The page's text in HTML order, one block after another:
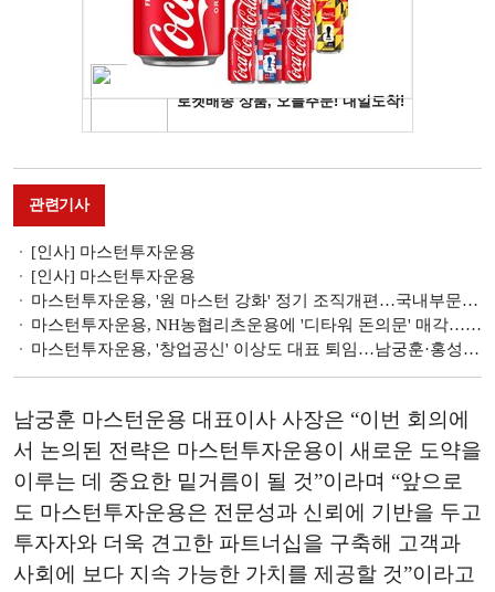
관련기사
[인사] 마스턴투자운용
[인사] 마스턴투자운용
마스턴투자운용, '원 마스턴 강화' 정기 조직개편…국내부문 부대표제 도입
마스턴투자운용, NH농협리츠운용에 '디타워 돈의문' 매각…약 9000억원
마스턴투자운용, '창업공신' 이상도 대표 퇴임…남궁훈·홍성혁 2인 체제로
남궁훈 마스턴운용 대표이사 사장은 “이번 회의에
서 논의된 전략은 마스턴투자운용이 새로운 도약을
이루는 데 중요한 밑거름이 될 것”이라며 “앞으로
도 마스턴투자운용은 전문성과 신뢰에 기반을 두고
투자자와 더욱 견고한 파트너십을 구축해 고객과
사회에 보다 지속 가능한 가치를 제공할 것”이라고